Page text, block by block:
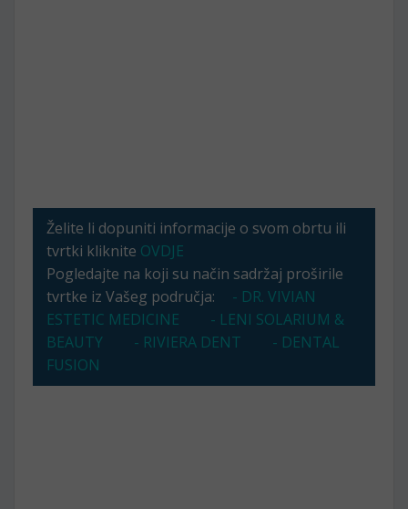
Želite li dopuniti informacije o svom obrtu ili
tvrtki kliknite OVDJE
Pogledajte na koji su način sadržaj proširile
tvrtke iz Vašeg područja:
- DR. VIVIAN
ESTETIC MEDICINE
- LENI SOLARIUM &
BEAUTY
- RIVIERA DENT
- DENTAL
FUSION